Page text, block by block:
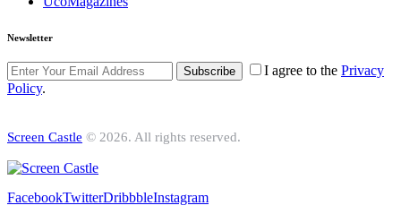
Newsletter
Subscribe I agree to the Privacy
Policy.
Screen Castle © 2026. All rights reserved.
FacebookTwitterDribbbleInstagram